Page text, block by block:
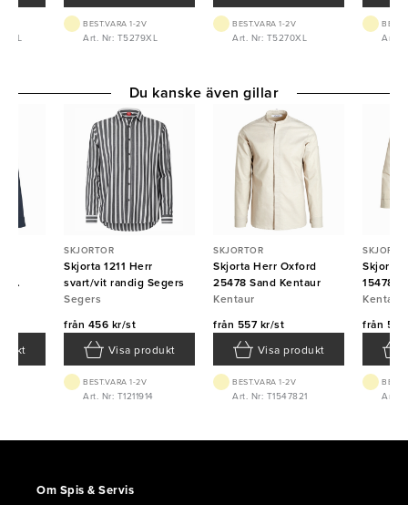
BEST.VARA 1-2V
Art. Nr: T5279XL
BEST.VARA 1-2V
Art. Nr: T5270XL Art.
SKJORTOR
Skjorta 1211 Herr
svart/vit randig Segers
Segers
från 456 kr/st
Visa produkt
BEST.VARA 1-2V
Art. Nr: T1211914
SKJORTOR
Skjorta Herr Oxford
25478 Sand Kentaur
Kentaur
från 557 kr/st
Visa produkt
BEST.VARA 1-2V
Art. Nr: T1547821
Skjorta
15478
Kentaur
Kentaur
från
Art.
Du kanske även gillar
Om Spis & Servis